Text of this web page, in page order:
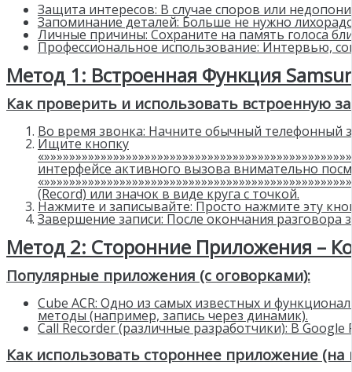
Защита интересов: В случае споров или
Запоминание деталей: Больше не нужно
Личные причины: Сохраните на память голоса
Профессиональное использование: Интервью,
Метод 1: Встроенная Функция
Как проверить и использовать встроенную
Во время звонка: Начните обычный телефонный
Ищите кнопку
интерфейсе активного вызова внимательно
(Record) или значок в виде круга с точкой.
Нажмите и записывайте: Просто нажмите эту
Завершение записи: После окончания разговора
Метод 2: Сторонние Приложения –
Популярные приложения (с оговорками):
Cube ACR: Одно из самых известных и
методы (например, запись через динамик).
Call Recorder (различные разработчики): В
Как использовать стороннее приложение (на